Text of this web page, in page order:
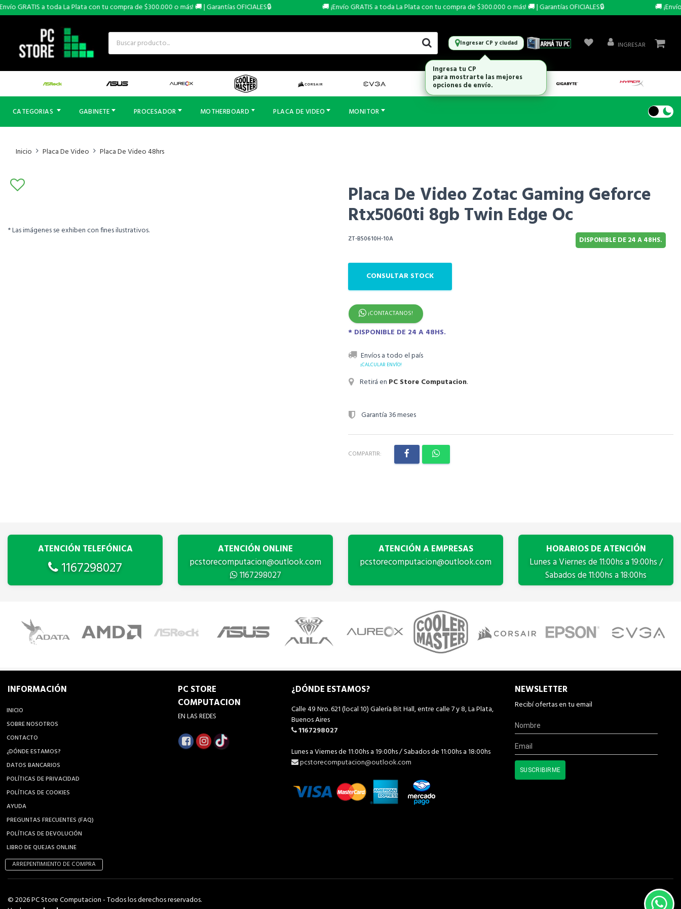
GRATIS a toda La Plata con tu compra de $300.000 o más! 🚚 | Garantías OFICIALES🔒 🚚 ¡Envío GRATIS a toda La Plata con tu compra de $300.000 o más! 🚚 | Garantías OFICIALES🔒 🚚
Ingresar CP y ciudad INGRESAR
CATEGORIAS GABINETE PROCESADOR MOTHERBOARD PLACA DE VIDEO MONITOR
Inicio Placa De Video Placa De Video 48hrs
* Las imágenes se exhiben con fines ilustrativos.
Placa De Video Zotac Gaming Geforce
Rtx5060ti 8gb Twin Edge Oc
ZT-B50610H-10A DISPONIBLE DE 24 A 48HS.
CONSULTAR STOCK
¡CONTACTANOS!
* DISPONIBLE DE 24 A 48HS.
Envíos a todo el país
¡CALCULAR ENVÍO!
Retirá en PC Store Computacion.
Garantía 36 meses
COMPARTIR:
ATENCIÓN TELEFÓNICA
1167298027
ATENCIÓN ONLINE
pcstorecomputacion@outlook.com
1167298027
ATENCIÓN A EMPRESAS
pcstorecomputacion@outlook.com
HORARIOS DE ATENCIÓN
Lunes a Viernes de 11:00hs a 19:00hs /
Sabados de 11:00hs a 18:00hs
INFORMACIÓN
INICIO
SOBRE NOSOTROS
CONTACTO
¿DÓNDE ESTAMOS?
DATOS BANCARIOS
POLÍTICAS DE PRIVACIDAD
POLÍTICAS DE COOKIES
AYUDA
PREGUNTAS FRECUENTES (FAQ)
POLÍTICAS DE DEVOLUCIÓN
LIBRO DE QUEJAS ONLINE
ARREPENTIMIENTO DE COMPRA
PC STORE
COMPUTACION
EN LAS REDES
¿DÓNDE ESTAMOS?
Calle 49 Nro. 621 (local 10) Galería Bit Hall, entre calle 7 y 8, La Plata,
Buenos Aires
1167298027
Lunes a Viernes de 11:00hs a 19:00hs / Sabados de 11:00hs a 18:00hs
pcstorecomputacion@outlook.com
NEWSLETTER
Recibí ofertas en tu email
© 2026 PC Store Computacion - Todos los derechos reservados.
Ingresa tu CP
para mostrarte las mejores
opciones de envío.